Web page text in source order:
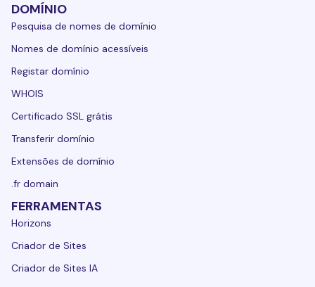
DOMÍNIO
Pesquisa de nomes de domínio
Nomes de domínio acessíveis
Registar domínio
WHOIS
Certificado SSL grátis
Transferir domínio
Extensões de domínio
.fr domain
FERRAMENTAS
Horizons
Criador de Sites
Criador de Sites IA